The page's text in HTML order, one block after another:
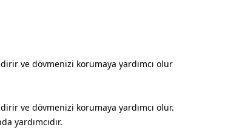
ve dövmenizi korumaya yardımcı olur
ve dövmenizi korumaya yardımcı olur.
yardımcıdır.